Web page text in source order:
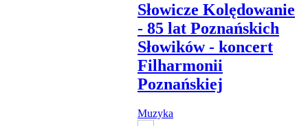
Słowicze Kolędowanie
- 85 lat Poznańskich
Słowików - koncert
Filharmonii
Poznańskiej
Muzyka